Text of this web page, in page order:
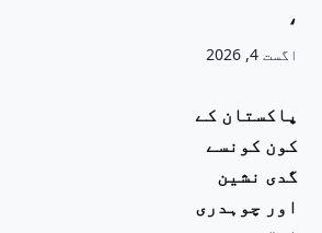
،
اگست 4, 2026
پاکستان کے
کون کونسے
گدی نشین
اور چوہدری